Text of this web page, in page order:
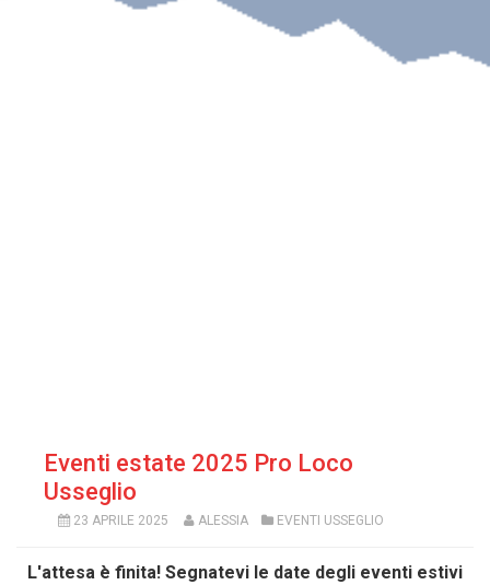
Eventi estate 2025 Pro Loco
Usseglio
23 APRILE 2025 ALESSIA EVENTI USSEGLIO
L'attesa è finita! Segnatevi le date degli eventi estivi